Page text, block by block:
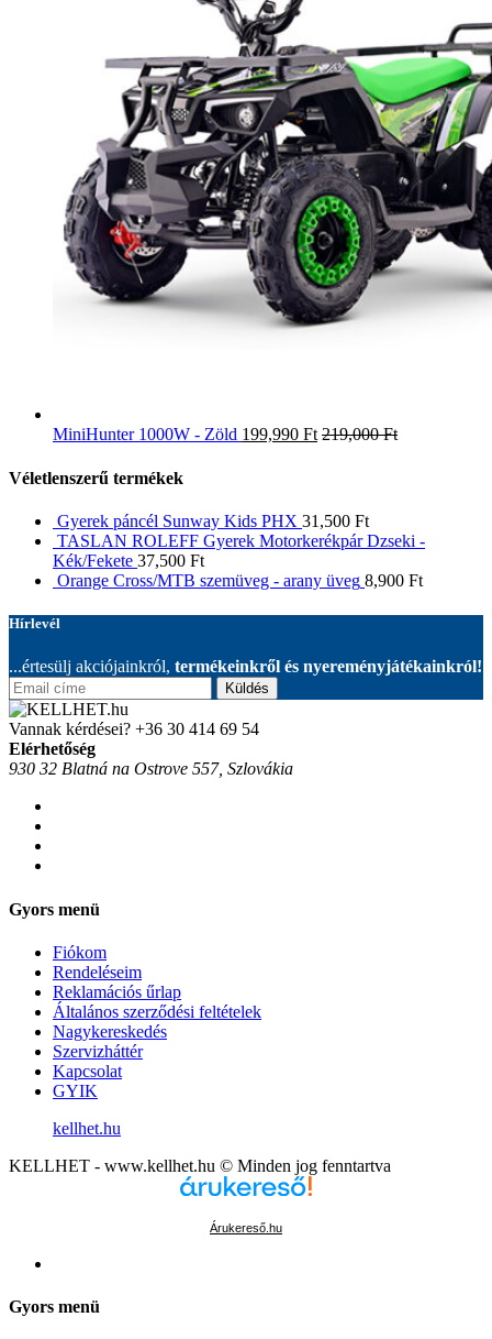
MiniHunter 1000W - Zöld 199,990 Ft 219,000Ft
Véletlenszerű termékek
Gyerek páncél Sunway Kids PHX 31,500 Ft
TASLAN ROLEFF Gyerek Motorkerékpár Dzseki -
Kék/Fekete 37,500 Ft
Orange Cross/MTB szemüveg - arany üveg 8,900 Ft
Hírlevél
...értesülj akciójainkról, termékeinkről és nyereményjátékainkról!
Küldés
Vannak kérdései? +36 30 414 69 54
Elérhetőség
930 32 Blatná na Ostrove 557, Szlovákia
Gyors menü
Fiókom
Rendeléseim
Reklamációs űrlap
Általános szerződési feltételek
Nagykereskedés
Szervizháttér
Kapcsolat
GYIK
kellhet.hu
KELLHET - www.kellhet.hu © Minden jog fenntartva
Árukereső.hu
Gyors menü